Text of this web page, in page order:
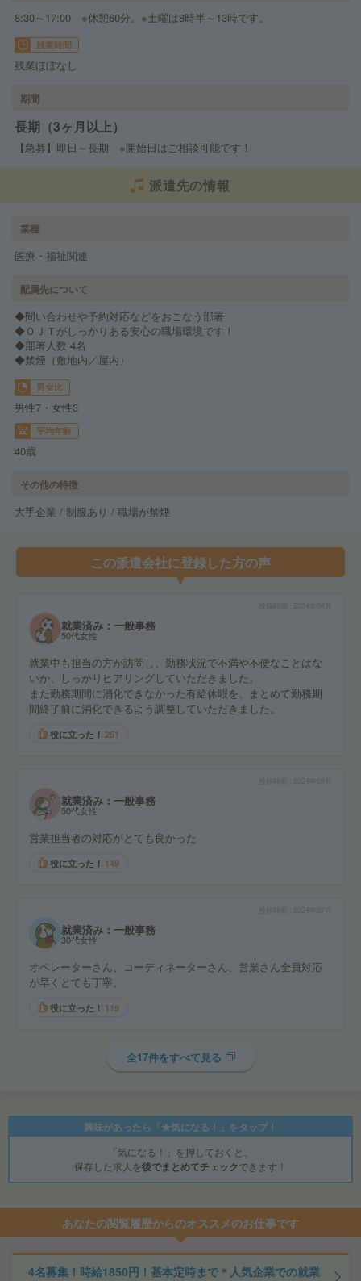
8:30～17:00 ※休憩60分。※土曜は8時半～13時です。
残業時間
残業ほぼなし
期間
長期（3ヶ月以上）
【急募】即日～長期 ※開始日はご相談可能です！
派遣先の情報
業種
医療・福祉関連
配属先について
◆問い合わせや予約対応などをおこなう部署
◆ＯＪＴがしっかりある安心の職場環境です！
◆部署人数 4名
◆禁煙（敷地内／屋内）
男女比
男性7・女性3
平均年齢
40歳
その他の特徴
大手企業 / 制服あり / 職場が禁煙
この派遣会社に登録した方の声
2024年04月
就業済み：一般事務
50代女性
就業中も担当の方が訪問し、勤務状況で不満や不便なことはな
いか、しっかりヒアリングしていただきました。
また勤務期間に消化できなかった有給休暇を、まとめて勤務期
間終了前に消化できるよう調整していただきました。
役に立った！ 251
2024年09月
就業済み：一般事務
50代女性
営業担当者の対応がとても良かった
役に立った！ 149
2024年07月
就業済み：一般事務
30代女性
オペレーターさん、コーディネーターさん、営業さん全員対応
が早くとても丁寧。
役に立った！ 119
全17件をすべて見る
興味があったら「★気になる！」をタップ！
「気になる！」を押しておくと、
保存した求人を後でまとめてチェックできます！
あなたの閲覧履歴からのオススメのお仕事です
4名募集！時給1850円！基本定時まで＊人気企業での就業